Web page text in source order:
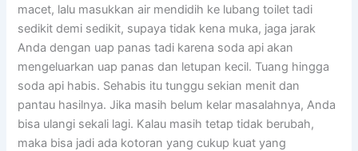
macet, lalu masukkan air mendidih ke lubang toilet tadi
sedikit demi sedikit, supaya tidak kena muka, jaga jarak
Anda dengan uap panas tadi karena soda api akan
mengeluarkan uap panas dan letupan kecil. Tuang hingga
soda api habis. Sehabis itu tunggu sekian menit dan
pantau hasilnya. Jika masih belum kelar masalahnya, Anda
bisa ulangi sekali lagi. Kalau masih tetap tidak berubah,
maka bisa jadi ada kotoran yang cukup kuat yang